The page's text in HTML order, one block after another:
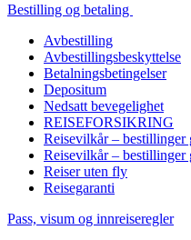
Bestilling og betaling
Avbestilling
Avbestillingsbeskyttelse
Betalningsbetingelser
Depositum
Nedsatt bevegelighet
REISEFORSIKRING
Reisevilkår –
Reisevilkår –
Reiser uten fly
Reisegaranti
Pass, visum og innreiseregler